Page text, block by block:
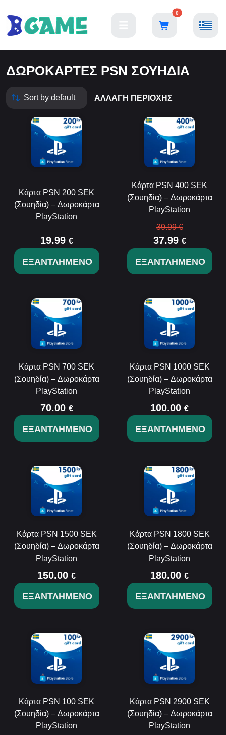
0
ΔΩΡΟΚΆΡΤΕΣ PSN ΣΟΥΗΔΊΑ
ΑΛΛΑΓΉ ΠΕΡΙΟΧΉΣ
Κάρτα PSN 200 SEK
(Σουηδία) – Δωροκάρτα
PlayStation
19.99 €
ΕΞΑΝΤΛΗΜΈΝΟ
Κάρτα PSN 400 SEK
(Σουηδία) – Δωροκάρτα
PlayStation
39.99 €
37.99 €
ΕΞΑΝΤΛΗΜΈΝΟ
Κάρτα PSN 700 SEK
(Σουηδία) – Δωροκάρτα
PlayStation
70.00 €
ΕΞΑΝΤΛΗΜΈΝΟ
Κάρτα PSN 1000 SEK
(Σουηδία) – Δωροκάρτα
PlayStation
100.00 €
ΕΞΑΝΤΛΗΜΈΝΟ
Κάρτα PSN 1500 SEK
(Σουηδία) – Δωροκάρτα
PlayStation
150.00 €
ΕΞΑΝΤΛΗΜΈΝΟ
Κάρτα PSN 1800 SEK
(Σουηδία) – Δωροκάρτα
PlayStation
180.00 €
ΕΞΑΝΤΛΗΜΈΝΟ
Κάρτα PSN 100 SEK
(Σουηδία) – Δωροκάρτα
PlayStation
Κάρτα PSN 2900 SEK
(Σουηδία) – Δωροκάρτα
PlayStation